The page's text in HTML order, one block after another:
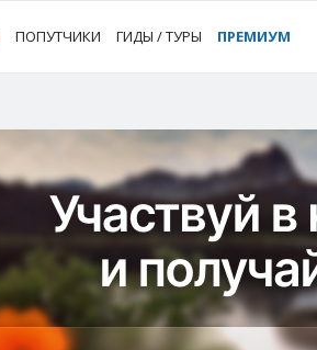
ПОПУТЧИКИ ГИДЫ / ТУРЫ ПРЕМИУМ